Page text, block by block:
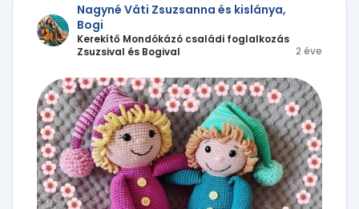
Nagyné Váti Zsuzsanna és kislánya,
Bogi
Kerekítő Mondókázó családi foglalkozás
Zsuzsival és Bogival
2 éve